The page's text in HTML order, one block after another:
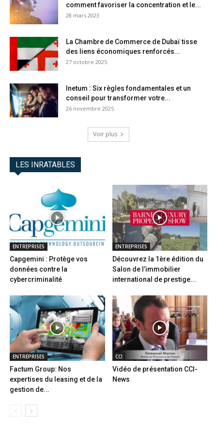
comment favoriser la concentration et le...
28 mars 2023
La Chambre de Commerce de Dubaï tisse
des liens économiques renforcés...
27 octobre 2025
Inetum : Six règles fondamentales et un
conseil pour transformer votre...
26 novembre 2025
Voir plus
LES INRATABLES
ENTREPRISES
Capgemini : Protège vos
données contre la
cybercriminalité
ENTREPRISES
Découvrez la 1ère édition du
Salon de l’immobilier
international de prestige...
ENTREPRISES
Factum Group: Nos
expertises du leasing et de la
gestion de...
CCI
Vidéo de présentation CCI-
News